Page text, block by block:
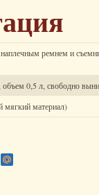
ремнем и
0,5 л, свободно
мягкий материал)